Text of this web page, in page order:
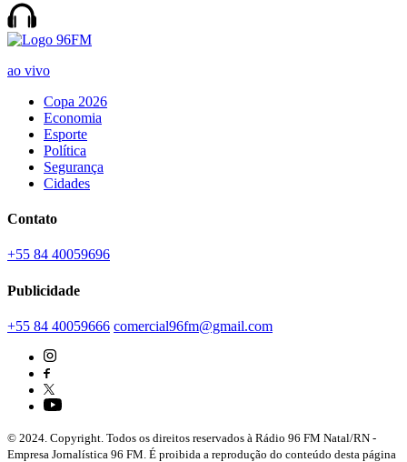
ao vivo
Copa 2026
Economia
Esporte
Política
Segurança
Cidades
Contato
+55 84 40059696
Publicidade
+55 84 40059666 comercial96fm@gmail.com
© 2024. Copyright. Todos os direitos reservados à Rádio 96 FM Natal/RN -
Empresa Jornalística 96 FM. É proibida a reprodução do conteúdo desta página